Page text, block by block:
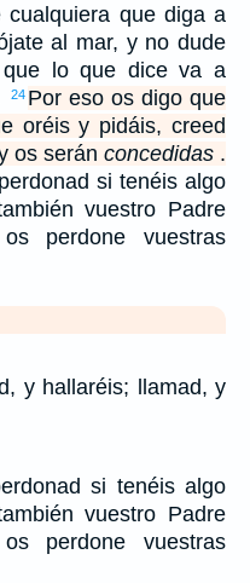
que diga a
al mar, y no dude
lo que dice va a
24 Por eso os digo que
oréis y pidáis, creed
os serán concedidas.
si tenéis algo
vuestro Padre
perdone vuestras
y hallaréis; llamad, y
si tenéis algo
vuestro Padre
perdone vuestras